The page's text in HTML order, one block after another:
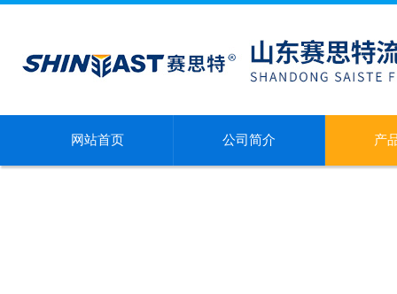
网站首页 公司简介 产